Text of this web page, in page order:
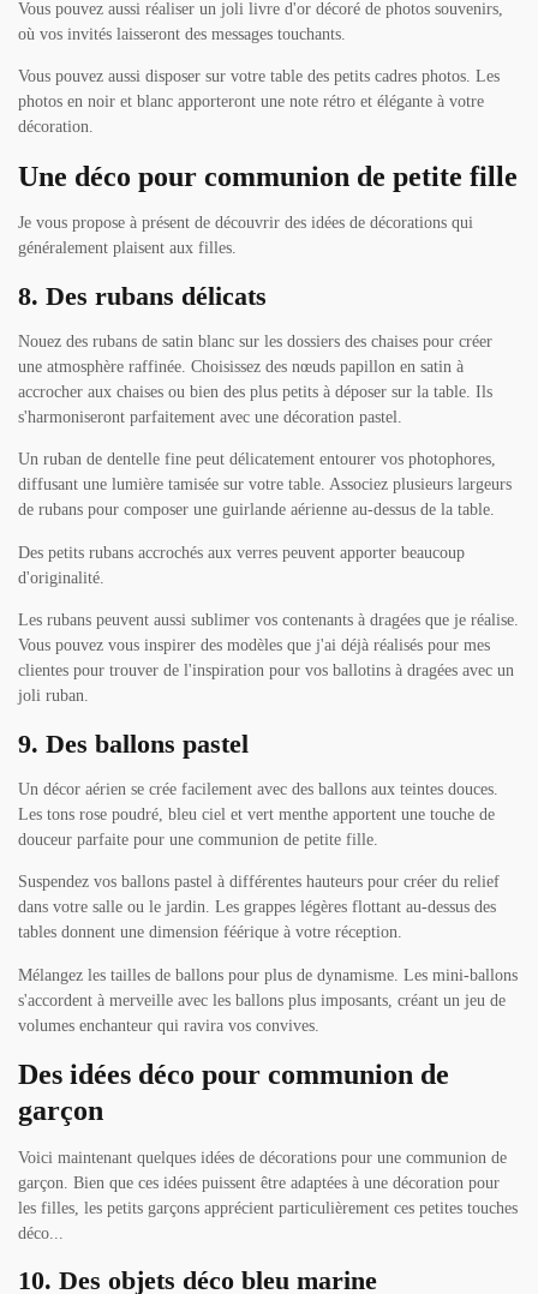
Vous pouvez aussi réaliser un joli livre d'or décoré de photos souvenirs,
où vos invités laisseront des messages touchants.
Vous pouvez aussi disposer sur votre table des petits cadres photos. Les
photos en noir et blanc apporteront une note rétro et élégante à votre
décoration.
Une déco pour communion de petite fille
Je vous propose à présent de découvrir des idées de décorations qui
généralement plaisent aux filles.
8. Des rubans délicats
Nouez des rubans de satin blanc sur les dossiers des chaises pour créer
une atmosphère raffinée. Choisissez des nœuds papillon en satin à
accrocher aux chaises ou bien des plus petits à déposer sur la table. Ils
s'harmoniseront parfaitement avec une décoration pastel.
Un ruban de dentelle fine peut délicatement entourer vos photophores,
diffusant une lumière tamisée sur votre table. Associez plusieurs largeurs
de rubans pour composer une guirlande aérienne au-dessus de la table.
Des petits rubans accrochés aux verres peuvent apporter beaucoup
d'originalité.
Les rubans peuvent aussi sublimer vos contenants à dragées que je réalise.
Vous pouvez vous inspirer des modèles que j'ai déjà réalisés pour mes
clientes pour trouver de l'inspiration pour vos ballotins à dragées avec un
joli ruban.
9. Des ballons pastel
Un décor aérien se crée facilement avec des ballons aux teintes douces.
Les tons rose poudré, bleu ciel et vert menthe apportent une touche de
douceur parfaite pour une communion de petite fille.
Suspendez vos ballons pastel à différentes hauteurs pour créer du relief
dans votre salle ou le jardin. Les grappes légères flottant au-dessus des
tables donnent une dimension féérique à votre réception.
Mélangez les tailles de ballons pour plus de dynamisme. Les mini-ballons
s'accordent à merveille avec les ballons plus imposants, créant un jeu de
volumes enchanteur qui ravira vos convives.
Des idées déco pour communion de
garçon
Voici maintenant quelques idées de décorations pour une communion de
garçon. Bien que ces idées puissent être adaptées à une décoration pour
les filles, les petits garçons apprécient particulièrement ces petites touches
déco...
10. Des objets déco bleu marine